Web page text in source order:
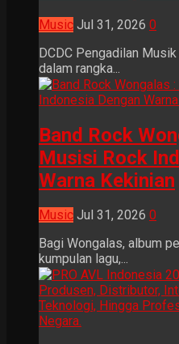
Music Jul 31, 2026 0
DCDC Pengadilan
dalam rangka...
Band Rock
Musisi Rock
Warna Kekinian
Music Jul 31, 2026 0
Bagi Wongalas, album
kumpulan lagu,...